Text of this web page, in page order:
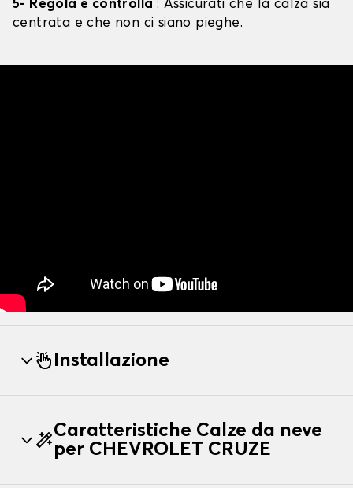
5- Regola e controlla : Assicurati che la calza sia
centrata e che non ci siano pieghe.
Installazione
Caratteristiche Calze da neve
per CHEVROLET CRUZE